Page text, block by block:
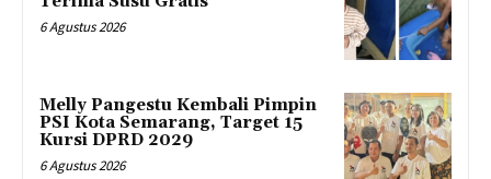
6 Agustus 2026
Melly Pangestu Kembali Pimpin
PSI Kota Semarang, Target 15
Kursi DPRD 2029
6 Agustus 2026